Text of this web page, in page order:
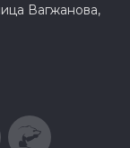
Вагжанова,